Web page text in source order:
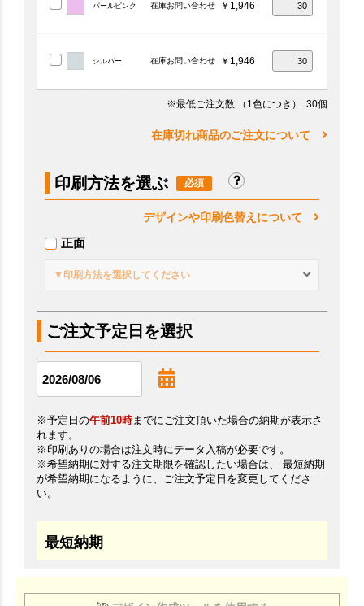
パールピンク 在庫お問い合わせ ￥1,946
シルバー 在庫お問い合わせ ￥1,946
※最低ご注文数 （1色につき） : 30個
在庫切れ商品のご注文について
印刷方法を選ぶ
デザインや印刷色替えについて
正面
▼印刷方法を選択してください
ご注文予定日を選択
※予定日の午前10時までにご注文頂いた場合の納期が表示さ
れます。
※印刷ありの場合は注文時にデータ入稿が必要です。
※希望納期に対する注文期限を確認したい場合は、 最短納期
が希望納期になるように、ご注文予定日を変更してくださ
い。
最短納期